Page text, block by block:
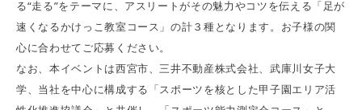
る“走る”をテーマに、アスリートがその魅力やコツを伝える「足が
速くなるかけっこ教室コース」の計３種となります。お子様の関
心に合わせてご応募ください。
なお、本イベントは西宮市、三井不動産株式会社、武庫川女子大
学、当社を中心に構成する「スポーツを核とした甲子園エリア活